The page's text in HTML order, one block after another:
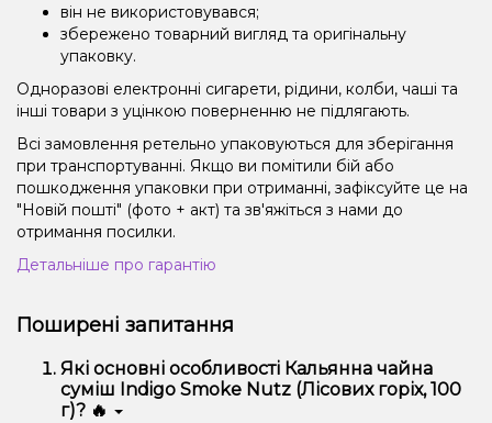
він не використовувався;
збережено товарний вигляд та оригінальну
упаковку.
Одноразові електронні сигарети, рідини, колби, чаші та
інші товари з уцінкою поверненню не підлягають.
Всі замовлення ретельно упаковуються для зберігання
при транспортуванні. Якщо ви помітили бій або
пошкодження упаковки при отриманні, зафіксуйте це на
"Новій пошті" (фото + акт) та зв'яжіться з нами до
отримання посилки.
Детальніше про гарантію
Поширені запитання
Які основні особливості Кальянна чайна
суміш Indigo Smoke Nutz (Лісових горіх, 100
г)? 🔥